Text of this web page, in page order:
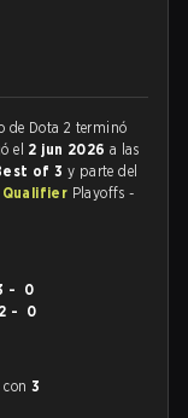
de Dota 2 terminó
el 2 jun 2026 a las
of 3y parte del
Qualifier Playoffs -
- 0
2 - 0
con3